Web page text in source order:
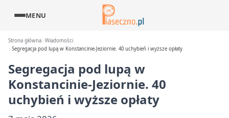
MENU
Strona główna Wiadomości
Segregacja pod lupą w Konstancinie-Jeziornie. 40 uchybień i wyższe opłaty
Segregacja pod lupą w
Konstancinie-Jeziornie. 40
uchybień i wyższe opłaty